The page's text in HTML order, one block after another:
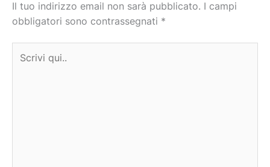
Il tuo indirizzo email non sarà pubblicato. I campi
obbligatori sono contrassegnati *
qui..